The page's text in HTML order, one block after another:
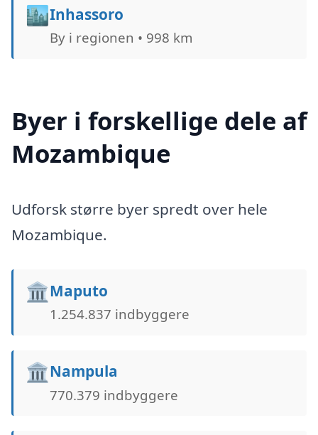
🏙️Inhassoro
By i regionen • 998 km
Byer i forskellige dele af
Mozambique
Udforsk større byer spredt over hele
Mozambique.
🏛️Maputo
1.254.837 indbyggere
🏛️Nampula
770.379 indbyggere